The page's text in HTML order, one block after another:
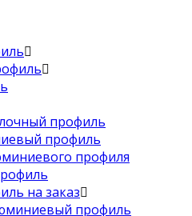
профиль
профиль
профиля
на заказ
профиль